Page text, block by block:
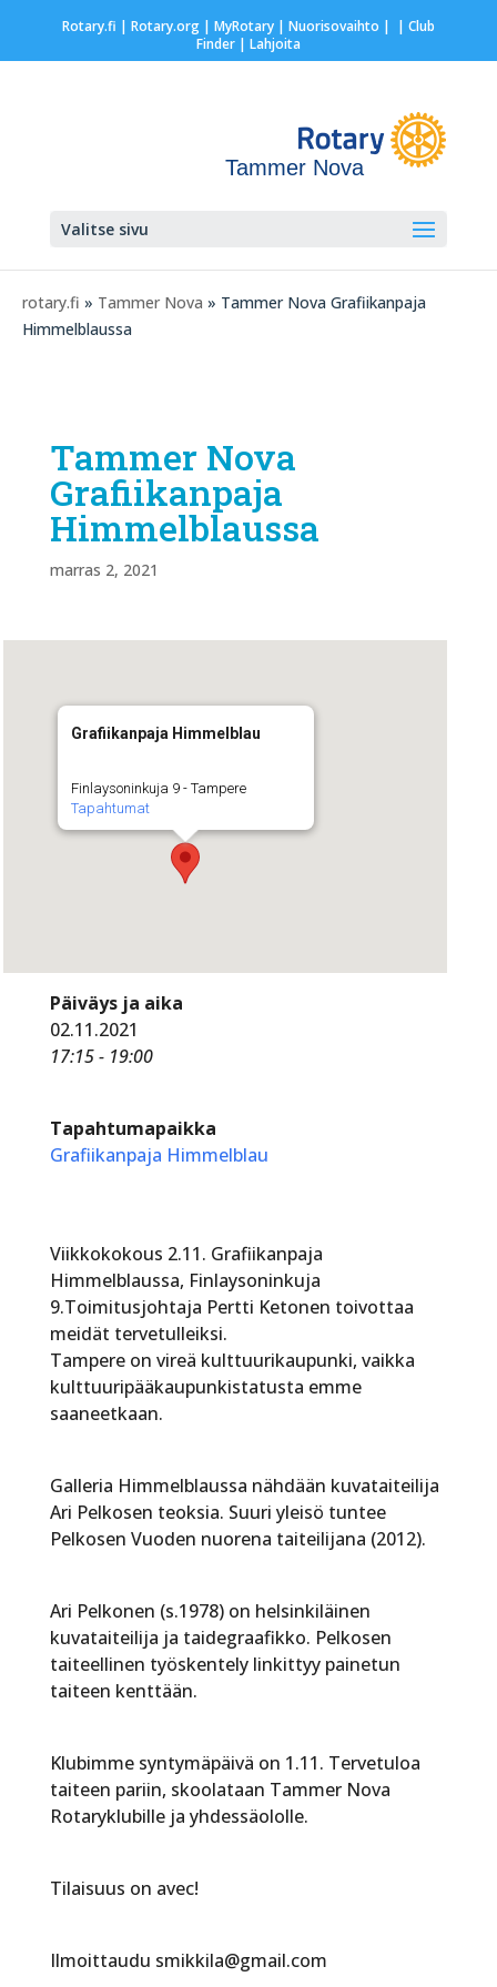
Rotary.fi | Rotary.org| MyRotary | Nuorisovaihto | | Club
Finder| Lahjoita
Tammer Nova
Valitse sivu
rotary.fi » Tammer Nova » Tammer Nova Grafiikanpaja
Himmelblaussa
Tammer Nova
Grafiikanpaja
Himmelblaussa
marras 2, 2021
Grafiikanpaja Himmelblau
Finlaysoninkuja 9 - Tampere
Tapahtumat
Päiväys ja aika
02.11.2021
17:15 - 19:00
Tapahtumapaikka
Grafiikanpaja Himmelblau
Viikkokokous 2.11. Grafiikanpaja
Himmelblaussa, Finlaysoninkuja
9.Toimitusjohtaja Pertti Ketonen toivottaa
meidät tervetulleiksi.
Tampere on vireä kulttuurikaupunki, vaikka
kulttuuripääkaupunkistatusta emme
saaneetkaan.
Galleria Himmelblaussa nähdään kuvataiteilija
Ari Pelkosen teoksia. Suuri yleisö tuntee
Pelkosen Vuoden nuorena taiteilijana (2012).
Ari Pelkonen (s.1978) on helsinkiläinen
kuvataiteilija ja taidegraafikko. Pelkosen
taiteellinen työskentely linkittyy painetun
taiteen kenttään.
Klubimme syntymäpäivä on 1.11. Tervetuloa
taiteen pariin, skoolataan Tammer Nova
Rotaryklubille ja yhdessäololle.
Tilaisuus on avec!
Ilmoittaudu smikkila@gmail.com